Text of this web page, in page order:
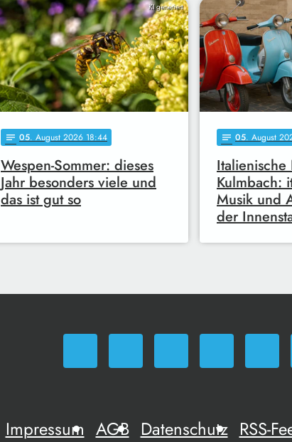
KI generiert
notes 05. August 2026 18:44
Wespen-Sommer: dieses
Jahr besonders viele und
das ist gut so
notes 05. August
Kulmbach:
Musik und
der
Impressum AGB Datenschutz RSS-